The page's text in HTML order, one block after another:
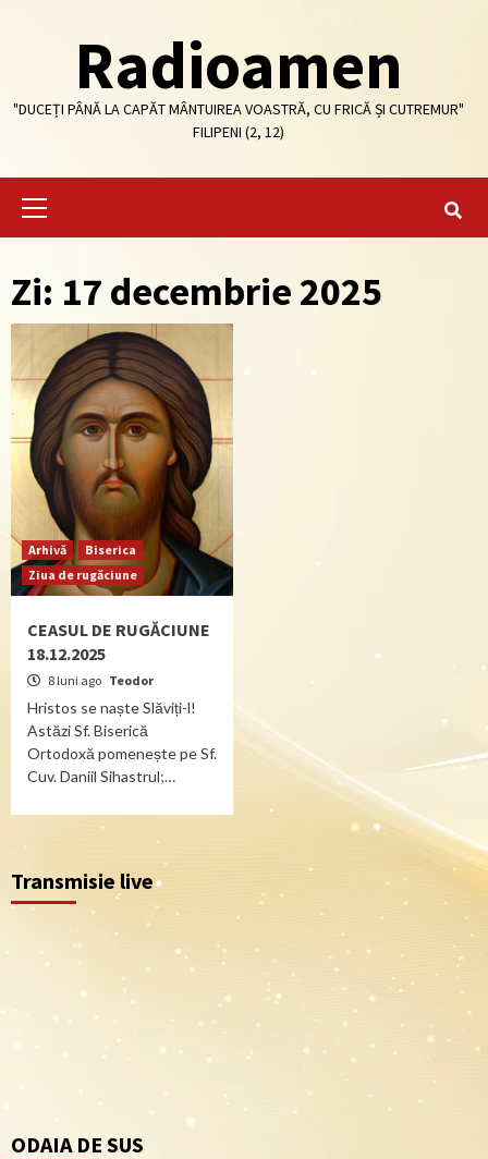
Radioamen
"DUCEȚI PÂNĂ LA CAPĂT MÂNTUIREA VOASTRĂ, CU FRICĂ ȘI CUTREMUR"
FILIPENI (2, 12)
Primary
Zi: 17 decembrie 2025
Arhivă
Biserica
Ziua de rugăciune
CEASUL DE RUGĂCIUNE
18.12.2025
8 luni ago Teodor
Hristos se naște Slăviți-l!
Astăzi Sf. Biserică
Ortodoxă pomenește pe Sf.
Cuv. Daniil Sihastrul;…
Transmisie live
ODAIA DE SUS